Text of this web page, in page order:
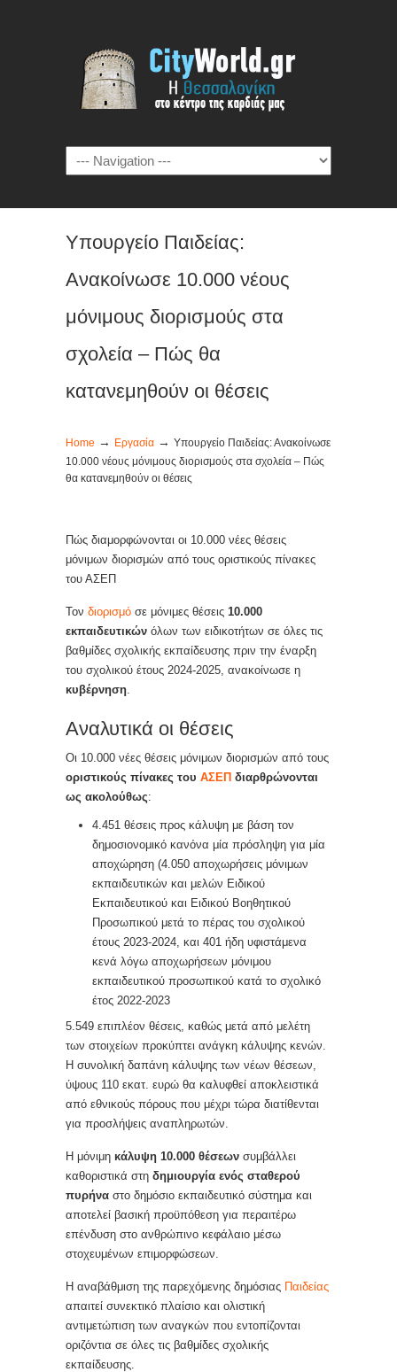
Υπουργείο Παιδείας:
Ανακοίνωσε 10.000 νέους
μόνιμους διορισμούς στα
σχολεία – Πώς θα
κατανεμηθούν οι θέσεις
Home → Εργασία → Υπουργείο Παιδείας: Ανακοίνωσε
10.000 νέους μόνιμους διορισμούς στα σχολεία – Πώς
θα κατανεμηθούν οι θέσεις
Πώς διαμορφώνονται οι 10.000 νέες θέσεις
μόνιμων διορισμών από τους οριστικούς πίνακες
του ΑΣΕΠ
Τον διορισμό σε μόνιμες θέσεις 10.000
εκπαιδευτικών όλων των ειδικοτήτων σε όλες τις
βαθμίδες σχολικής εκπαίδευσης πριν την έναρξη
του σχολικού έτους 2024-2025, ανακοίνωσε η
κυβέρνηση.
Αναλυτικά οι θέσεις
Οι 10.000 νέες θέσεις μόνιμων διορισμών από τους
οριστικούς πίνακες του ΑΣΕΠ διαρθρώνονται
ως ακολούθως:
4.451 θέσεις προς κάλυψη με βάση τον
δημοσιονομικό κανόνα μία πρόσληψη για μία
αποχώρηση (4.050 αποχωρήσεις μόνιμων
εκπαιδευτικών και μελών Ειδικού
Εκπαιδευτικού και Ειδικού Βοηθητικού
Προσωπικού μετά το πέρας του σχολικού
έτους 2023-2024, και 401 ήδη υφιστάμενα
κενά λόγω αποχωρήσεων μόνιμου
εκπαιδευτικού προσωπικού κατά το σχολικό
έτος 2022-2023
5.549 επιπλέον θέσεις, καθώς μετά από μελέτη
των στοιχείων προκύπτει ανάγκη κάλυψης κενών.
Η συνολική δαπάνη κάλυψης των νέων θέσεων,
ύψους 110 εκατ. ευρώ θα καλυφθεί αποκλειστικά
από εθνικούς πόρους που μέχρι τώρα διατίθενται
για προσλήψεις αναπληρωτών.
Η μόνιμη κάλυψη 10.000 θέσεων συμβάλλει
καθοριστικά στη δημιουργία ενός σταθερού
πυρήνα στο δημόσιο εκπαιδευτικό σύστημα και
αποτελεί βασική προϋπόθεση για περαιτέρω
επένδυση στο ανθρώπινο κεφάλαιο μέσω
στοχευμένων επιμορφώσεων.
Η αναβάθμιση της παρεχόμενης δημόσιας Παιδείας
απαιτεί συνεκτικό πλαίσιο και ολιστική
αντιμετώπιση των αναγκών που εντοπίζονται
οριζόντια σε όλες τις βαθμίδες σχολικής
εκπαίδευσης.